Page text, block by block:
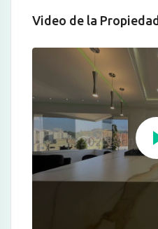
Video de la Propiedad